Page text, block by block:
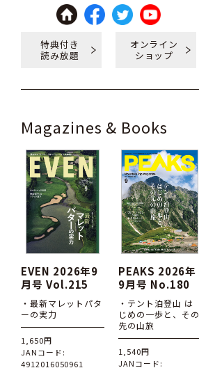
特典付き
読み放題
オンライン
ショップ
Magazines & Books
EVEN 2026年9
月号 Vol.215
・最新マレットパタ
ーの実力
1,650円
JANコード:
4912016050961
PEAKS 2026年
9月号 No.180
・テント泊登山 は
じめの一歩と、その
先の山旅
1,540円
JANコード: